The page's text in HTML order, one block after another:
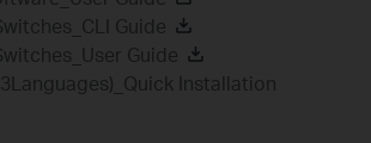
Guide
Guide
Installation